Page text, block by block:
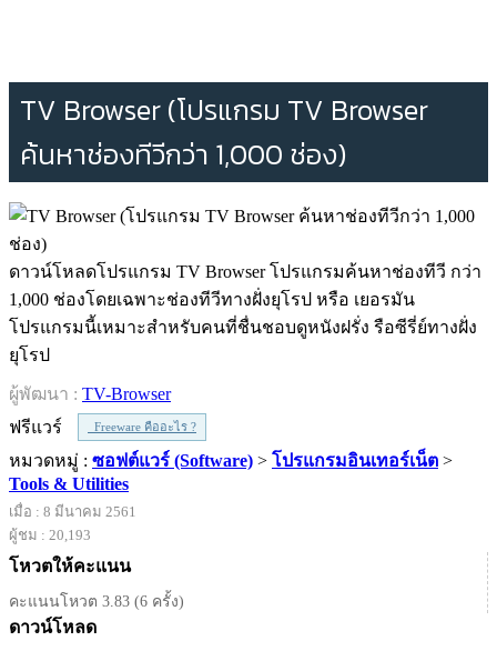
TV Browser (โปรแกรม TV Browser
ค้นหาช่องทีวีกว่า 1,000 ช่อง)
ดาวน์โหลดโปรแกรม TV Browser โปรแกรมค้นหาช่องทีวี กว่า
1,000 ช่องโดยเฉพาะช่องทีวีทางฝั่งยุโรป หรือ เยอรมัน
โปรแกรมนี้เหมาะสำหรับคนที่ชื่นชอบดูหนังฝรั่ง รือซีรี่ย์ทางฝั่ง
ยุโรป
ผู้พัฒนา : TV-Browser
ฟรีแวร์
Freeware คืออะไร ?
หมวดหมู่ : ซอฟต์แวร์ (Software) > โปรแกรมอินเทอร์เน็ต >
Tools & Utilities
เมื่อ : 8 มีนาคม 2561
ผู้ชม : 20,193
โหวตให้คะแนน
คะแนนโหวต 3.83 (6 ครั้ง)
ดาวน์โหลด